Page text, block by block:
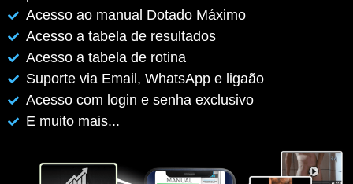
Acesso ao manual Dotado Máximo
Acesso a tabela de resultados
Acesso a tabela de rotina
Suporte via Email, WhatsApp e ligaão
Acesso com login e senha exclusivo
E muito mais...